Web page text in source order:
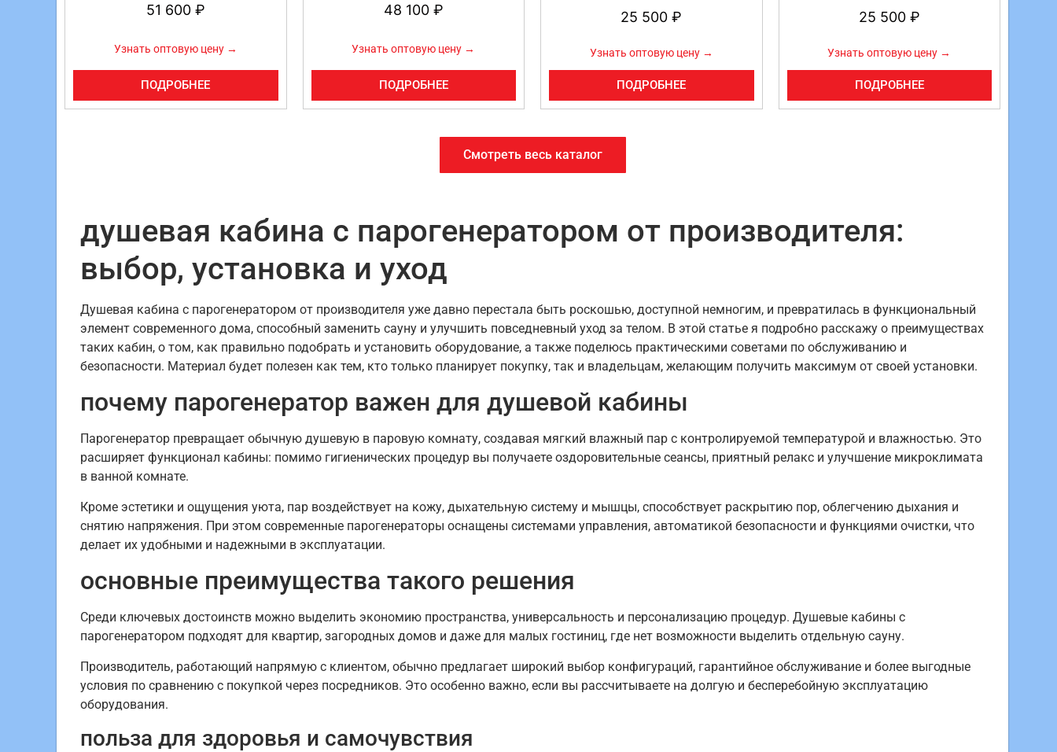
51 600 ₽
Узнать оптовую цену →
ПОДРОБНЕЕ
48 100 ₽
Узнать оптовую цену →
ПОДРОБНЕЕ
25 500₽
Узнать оптовую цену →
ПОДРОБНЕЕ
25 500 ₽
Узнать оптовую цену →
ПОДРОБНЕЕ
Смотреть весь каталог
душевая кабина с парогенератором от производителя:
выбор, установка и уход
Душевая кабина с парогенератором от производителя уже давно перестала быть роскошью, доступной немногим, и превратилась в функциональный
элемент современного дома, способный заменить сауну и улучшить повседневный уход за телом. В этой статье я подробно расскажу о преимуществах
таких кабин, о том, как правильно подобрать и установить оборудование, а также поделюсь практическими советами по обслуживанию и
безопасности. Материал будет полезен как тем, кто только планирует покупку, так и владельцам, желающим получить максимум от своей установки.
почему парогенератор важен для душевой кабины
Парогенератор превращает обычную душевую в паровую комнату, создавая мягкий влажный пар с контролируемой температурой и влажностью. Это
расширяет функционал кабины: помимо гигиенических процедур вы получаете оздоровительные сеансы, приятный релакс и улучшение микроклимата
в ванной комнате.
Кроме эстетики и ощущения уюта, пар воздействует на кожу, дыхательную систему и мышцы, способствует раскрытию пор, облегчению дыхания и
снятию напряжения. При этом современные парогенераторы оснащены системами управления, автоматикой безопасности и функциями очистки, что
делает их удобными и надежными в эксплуатации.
основные преимущества такого решения
Среди ключевых достоинств можно выделить экономию пространства, универсальность и персонализацию процедур. Душевые кабины с
парогенератором подходят для квартир, загородных домов и даже для малых гостиниц, где нет возможности выделить отдельную сауну.
Производитель, работающий напрямую с клиентом, обычно предлагает широкий выбор конфигураций, гарантийное обслуживание и более выгодные
условия по сравнению с покупкой через посредников. Это особенно важно, если вы рассчитываете на долгую и бесперебойную эксплуатацию
оборудования.
польза для здоровья и самочувствия